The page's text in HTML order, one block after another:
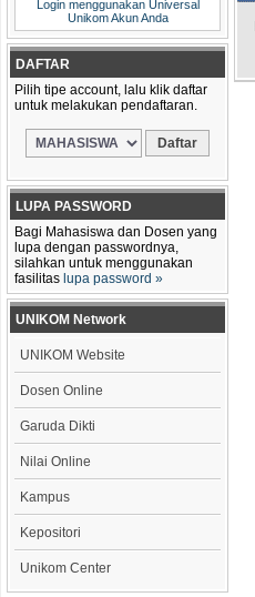
Login menggunakan Universal
Unikom Akun Anda
DAFTAR
Pilih tipe account, lalu klik daftar
untuk melakukan pendaftaran.
LUPA PASSWORD
Bagi Mahasiswa dan Dosen yang
lupa dengan passwordnya,
silahkan untuk menggunakan
fasilitas lupa password »
UNIKOM Network
UNIKOM Website
Dosen Online
Garuda Dikti
Nilai Online
Kampus
Kepositori
Unikom Center